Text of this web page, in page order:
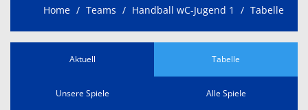
Home Teams Handball wC-Jugend 1 Tabelle
Aktuell Tabelle
Unsere Spiele Alle Spiele